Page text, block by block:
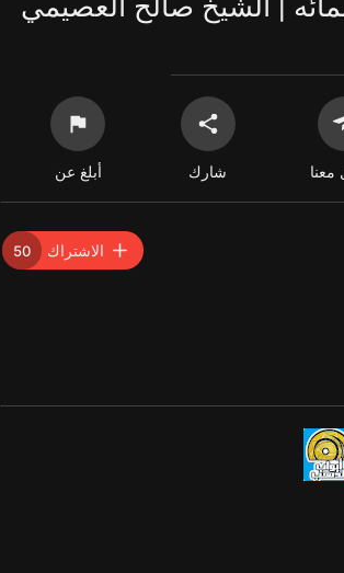
| الشيخ صالح العصيمي
معنا شارك أبلغ عن
الاشتراك 50